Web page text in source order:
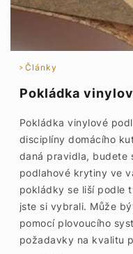
Články
Pokládka
Pokládka vinylové
disciplíny domácího
daná pravidla, budete
podlahové krytiny ve
pokládky se liší podle
jste si vybrali. Může
pomocí plovoucího
požadavky na kvalitu